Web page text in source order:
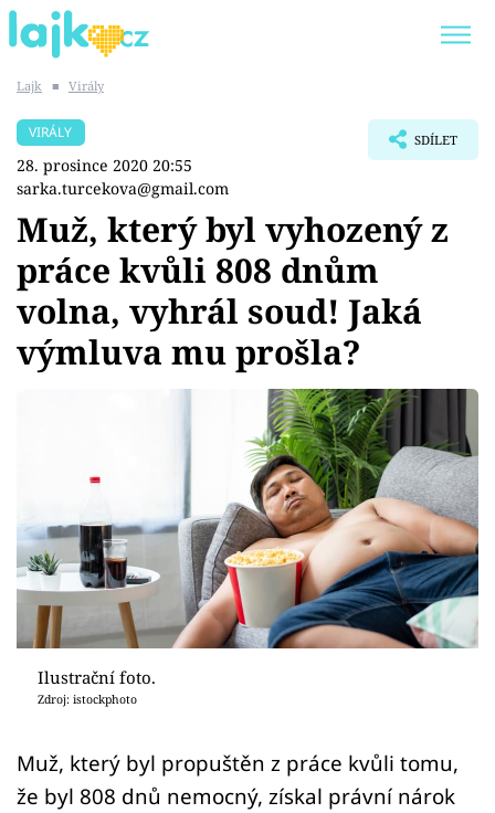
SHOPAHOLICADEL
Témata
Showbyznys
Videa
Sledujte prima+
Přihlášení
Sledujte nás
Lajk ■ Virály
VIRÁLY
28. prosince 2020 20:55
sarka.turcekova@gmail.com
SDÍLET
Muž, který byl vyhozený z
práce kvůli 808 dnům
volna, vyhrál soud! Jaká
výmluva mu prošla?
Ilustrační foto.
Zdroj: istockphoto
Muž, který byl propuštěn z práce kvůli tomu,
že byl 808 dnů nemocný, získal právní nárok